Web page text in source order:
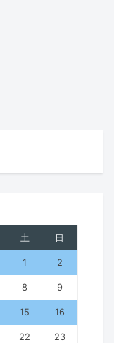
土 日
1 2
8 9
15 16
22 23